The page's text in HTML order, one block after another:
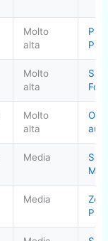
Molto
alta
Pau
Molto
alta
Molto
alta
Media
Sa
Media